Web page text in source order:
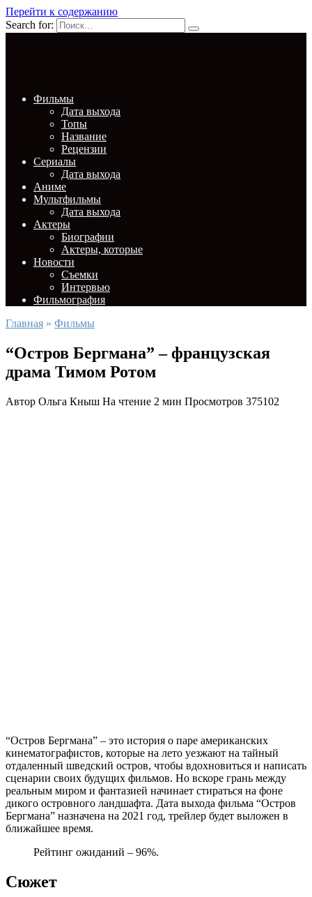
Перейти к содержанию
Search for:
Фильмы
Дата выхода
Топы
Название
Рецензии
Сериалы
Дата выхода
Аниме
Мультфильмы
Дата выхода
Актеры
Биографии
Актеры, которые
Новости
Съемки
Интервью
Фильмография
Главная » Фильмы
“Остров Бергмана” – французская
драма Тимом Ротом
Автор Ольга Кныш На чтение 2 мин Просмотров 375102
“Остров Бергмана” – это история о паре американских
кинематографистов, которые на лето уезжают на тайный
отдаленный шведский остров, чтобы вдохновиться и написать
сценарии своих будущих фильмов. Но вскоре грань между
реальным миром и фантазией начинает стираться на фоне
дикого островного ландшафта. Дата выхода фильма “Остров
Бергмана” назначена на 2021 год, трейлер будет выложен в
ближайшее время.
Рейтинг ожиданий – 96%.
Сюжет